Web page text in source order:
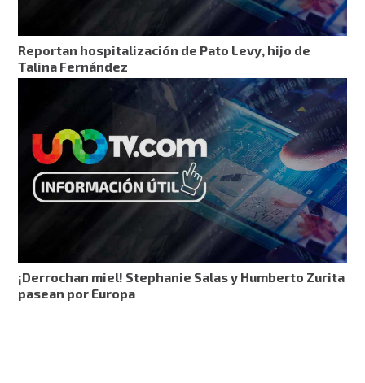
Reportan hospitalización de Pato Levy, hijo de
Talina Fernández
¡Derrochan miel! Stephanie Salas y Humberto Zurita
pasean por Europa